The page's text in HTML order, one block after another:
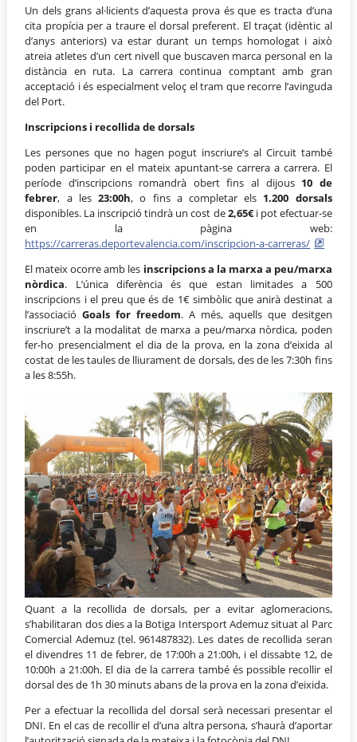
Un dels grans al·licients d’aquesta prova és que es tracta d’una
cita propícia per a traure el dorsal preferent. El traçat (idèntic al
d’anys anteriors) va estar durant un temps homologat i això
atreia atletes d’un cert nivell que buscaven marca personal en la
distància en ruta. La carrera continua comptant amb gran
acceptació i és especialment veloç el tram que recorre l’avinguda
del Port.
Inscripcions i recollida de dorsals
Les persones que no hagen pogut inscriure’s al Circuit també
poden participar en el mateix apuntant-se carrera a carrera. El
període d’inscripcions romandrà obert fins al dijous 10 de
febrer, a les23:00h, o fins a completar els 1.200 dorsals
disponibles. La inscripció tindrà un cost de2,65€i pot efectuar-se
en la pàgina web:
https://carreras.deportevalencia.com/inscripcion-a-carreras/
El mateix ocorre amb les inscripcions a la marxa a peu/marxa
nòrdica. L’única diferència és que estan limitades a 500
inscripcions i el preu que és de 1€ simbòlic que anirà destinat a
l’associacióGoals for freedom. A més, aquells que desitgen
inscriure’t a la modalitat de marxa a peu/marxa nòrdica, poden
fer-ho presencialment el dia de la prova, en la zona d’eixida al
costat de les taules de lliurament de dorsals, des de les 7:30h fins
a les 8:55h.
Quant a la recollida de dorsals, per a evitar aglomeracions,
s’habilitaran dos dies a la Botiga Intersport Ademuz situat al Parc
Comercial Ademuz (tel. 961487832). Les dates de recollida seran
el divendres 11 de febrer, de 17:00h a 21:00h, i el dissabte 12, de
10:00h a 21:00h. El dia de la carrera també és possible recollir el
dorsal des de 1h 30 minuts abans de la prova en la zona d’eixida.
Per a efectuar la recollida del dorsal serà necessari presentar el
DNI. En el cas de recollir el d’una altra persona, s’haurà d’aportar